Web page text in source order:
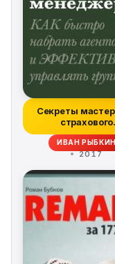
Секреты
страхового
менеджера:
быстр...
ИВАН РЫБКИН
2017